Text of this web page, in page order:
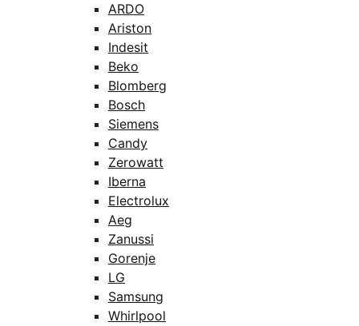
ARDO
Ariston
Indesit
Beko
Blomberg
Bosch
Siemens
Candy
Zerowatt
Iberna
Electrolux
Aeg
Zanussi
Gorenje
LG
Samsung
Whirlpool